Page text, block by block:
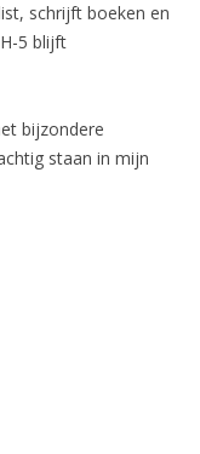
schrijft boeken en
5 blijft
bijzondere
staan in mijn